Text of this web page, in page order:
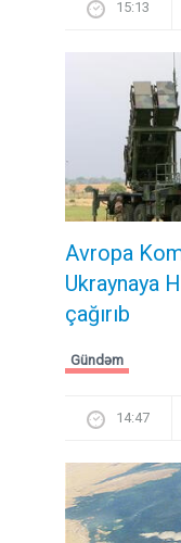
15:13
Avropa
Ukraynaya
çağırıb
Gündəm
14:47